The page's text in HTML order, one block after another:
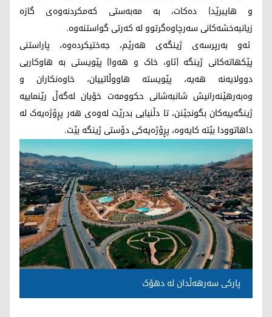
و هایبرێد) دەکات، بە مەبەستی کەمکردنەوەی گازە
زیانبەخشەکانی سەرچاوەگرتوو لە کەرتی گواستنەوە.
ئەو بەرپرسەی ژینگەی هەرێم، جەختیکردەوە، پاراستنی
پێکهاتەکانی ژینگە (ئاو، خاک و هەوا) پێویستی بە هاوکاریی
دوولایەنە هەیە، پێویستە هاووڵاتییان، خاوەنکاران و
وەبەرهێنەرانیش شانبەشانی حکوومەت خۆیان لەگەڵ رێنماییە
ژینگەییەکان بگونجێنن، تا دڵنیایی بدرێت لەوەی هەر پڕۆژەیەک لە
داهاتوودا بێتە کایەوە، پڕۆژەیەکی دۆستی ژینگە بێت.
پارکی سەرهەڵدان لە دهۆک